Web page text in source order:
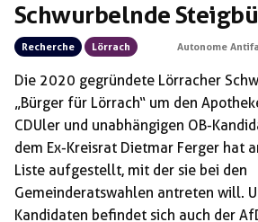
Schwurbelnde
Recherche Lörrach Autonome
Die 2020 gegründete Lörracher
„Bürger für Lörrach“ um den
CDUler und unabhängigen OB-
dem Ex-Kreisrat Dietmar Ferger hat
Liste aufgestellt, mit der sie bei den
Gemeinderatswahlen antreten will.
Kandidaten befindet sich auch der